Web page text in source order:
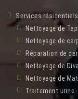
Services résidentiels
Nettoyage de
Nettoyage de
Réparation de
Nettoyage de
Nettoyage de
Traitement urine